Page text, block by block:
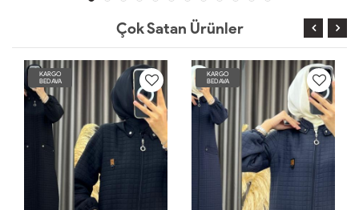
Çok Satan Ürünler
KARGO
BEDAVA
KARGO
BEDAVA